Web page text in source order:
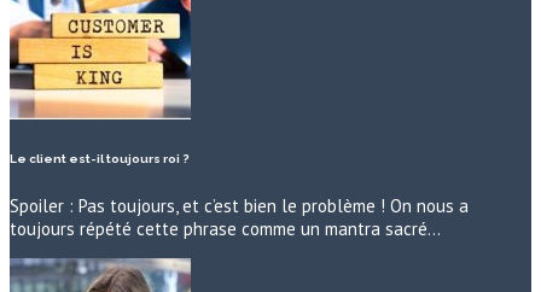
Le client est-il toujours roi ?
Spoiler : Pas toujours, et c’est bien le problème ! On nous a
toujours répété cette phrase comme un mantra sacré…